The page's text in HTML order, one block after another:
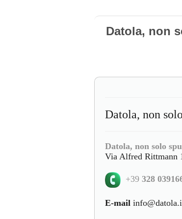
Datola, non
Datola, non
Datola, non solo
Via Alfred Rittmann
+39 328
E-mail